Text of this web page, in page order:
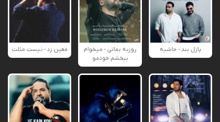
پازل بند - حاشیه
روزبه بمانی - میخوام
ببخشم خودمو
معین زد - نیست مثلت